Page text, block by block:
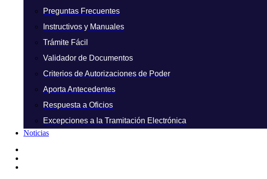
Preguntas Frecuentes
Instructivos y Manuales
Trámite Fácil
Validador de Documentos
Criterios de Autorizaciones de Poder
Aporta Antecedentes
Respuesta a Oficios
Excepciones a la Tramitación Electrónica
Noticias